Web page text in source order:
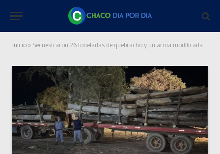
Inicio » Secuestraron 26 toneladas de quebracho y un arma modificada sin documentación